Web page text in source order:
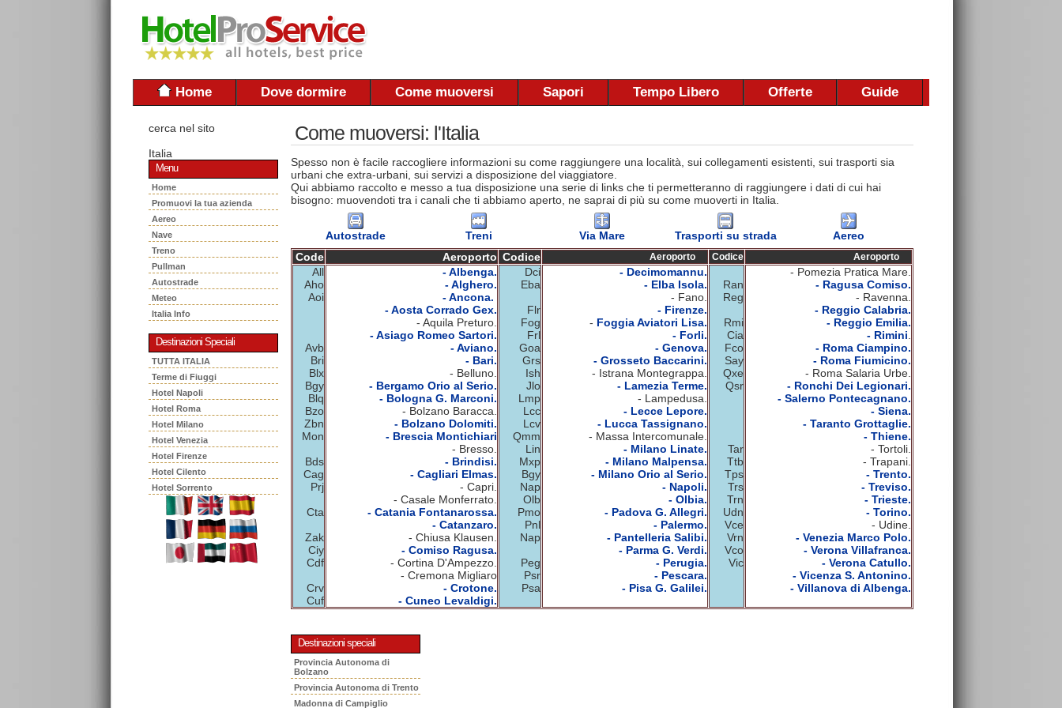
Home Dove dormire Come muoversi Sapori Tempo Libero Offerte Guide
cerca nel sito
Italia
Menu
Home
Promuovi la tua azienda
Aereo
Nave
Treno
Pullman
Autostrade
Meteo
Italia Info
Destinazioni Speciali
TUTTA ITALIA
Terme di Fiuggi
Hotel Napoli
Hotel Roma
Hotel Milano
Hotel Venezia
Hotel Firenze
Hotel Cilento
Hotel Sorrento
Come muoversi: l'Italia
Spesso non è facile raccogliere informazioni su come raggiungere una località, sui collegamenti esistenti, sui trasporti sia
urbani che extra-urbani, sui servizi a disposizione del viaggiatore.
Qui abbiamo raccolto e messo a tua disposizione una serie di links che ti permetteranno di raggiungere i dati di cui hai
bisogno: muovendoti tra i canali che ti abbiamo aperto, ne saprai di più su come muoverti in Italia.
Autostrade Treni Via Mare Trasporti su strada
Aereo
Code
Aeroporto Codice Aeroporto Codice Aeroporto
All
Aho
Aoi
Avb
Bri
Blx
Bgy
Blq
Bzo
Zbn
Mon
Bds
Cag
Prj
Cta
Zak
Ciy
Cdf
Crv
Cuf
- Albenga.
- Alghero.
- Ancona.
- Aosta Corrado Gex.
- Aquila Preturo.
- Asiago Romeo Sartori.
- Aviano.
- Bari.
- Belluno.
- Bergamo Orio al Serio.
- Bologna G. Marconi.
- Bolzano Baracca.
- Bolzano Dolomiti.
- Brescia Montichiari
- Bresso.
- Brindisi.
- Cagliari Elmas.
- Capri.
- Casale Monferrato.
- Catania Fontanarossa.
- Catanzaro.
- Chiusa Klausen.
- Comiso Ragusa.
- Cortina D'Ampezzo.
- Cremona Migliaro
- Crotone.
- Cuneo Levaldigi.
Dci
Eba
Flr
Fog
Frl
Goa
Grs
Ish
Jlo
Lmp
Lcc
Lcv
Qmm
Lin
Mxp
Bgy
Nap
Olb
Pmo
Pnl
Nap
Peg
Psr
Psa
- Decimomannu.
- Elba Isola.
- Fano.
- Firenze.
- Foggia Aviatori Lisa.
- Forli.
- Genova.
- Grosseto Baccarini.
- Istrana Montegrappa.
- Lamezia Terme.
- Lampedusa.
- Lecce Lepore.
- Lucca Tassignano.
- Massa Intercomunale.
- Milano Linate.
- Milano Malpensa.
- Milano Orio al Serio.
- Napoli.
- Olbia.
- Padova G. Allegri.
- Palermo.
- Pantelleria Salibi.
- Parma G. Verdi.
- Perugia.
- Pescara.
- Pisa G. Galilei.
Ran
Reg
Rmi
Cia
Fco
Say
Qxe
Qsr
Tar
Ttb
Tps
Trs
Trn
Udn
Vce
Vrn
Vco
Vic
- Pomezia Pratica Mare.
- Ragusa Comiso.
- Ravenna.
- Reggio Calabria.
- Reggio Emilia.
- Rimini
- Roma Ciampino.
- Roma Fiumicino.
- Roma Salaria Urbe.
- Ronchi Dei Legionari.
- Salerno Pontecagnano.
- Siena.
- Taranto Grottaglie.
- Thiene.
- Tortoli.
- Trapani.
- Trento.
- Treviso.
- Trieste.
- Torino.
- Udine.
- Venezia Marco Polo.
- Verona Villafranca.
- Verona Catullo.
- Vicenza S. Antonino.
- Villanova di Albenga.
Destinazioni speciali
Provincia Autonoma di
Bolzano
Provincia Autonoma di Trento
Madonna di Campiglio